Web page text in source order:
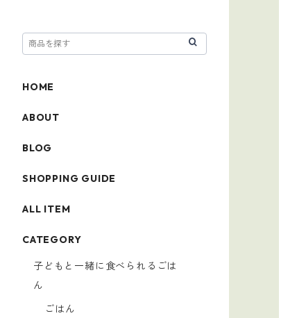
HOME
ABOUT
BLOG
SHOPPING GUIDE
ALL ITEM
CATEGORY
子どもと一緒に食べられるごは
ん
ごはん